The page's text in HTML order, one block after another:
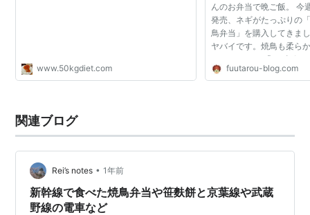
www.50kgdiet.com
んのお弁当で晩ご飯。 今
発売、ネギがたっぷりの
鳥弁当」を購入してきま
ヤバイです。焼鳥も柔ら
い！ ローソン「ネギざ
発売日：2019年5月21日
fuutarou-blog.com
関連ブログ
Rei’s notes • 1年前
新幹線で食べた焼鳥弁当や笹麩餅と京葉線や武蔵
野線の電車など